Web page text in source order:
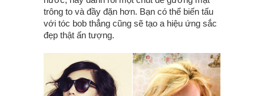
trông to và đầy đặn hơn. Bạn có thể biến tấu
với tóc bob thẳng cũng sẽ tạo a hiệu ứng sắc
đẹp thật ấn tượng.